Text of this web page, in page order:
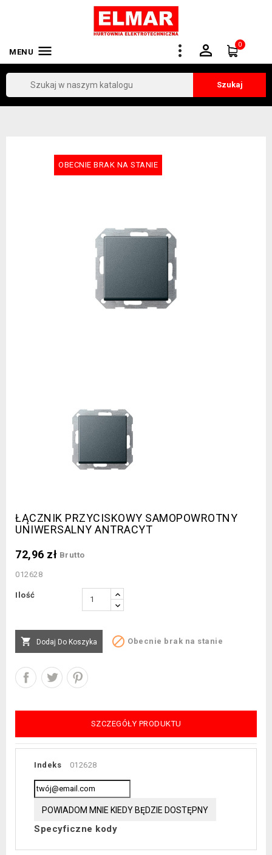
MENU  0

Szukaj
OBECNIE BRAK NA STANIE
ŁĄCZNIK PRZYCISKOWY SAMOPOWROTNY
UNIWERSALNY ANTRACYT
72,96 zł Brutto
012628
Ilość
 Dodaj Do Koszyka  Obecnie brak na stanie
SZCZEGÓŁY PRODUKTU
Indeks 012628
POWIADOM MNIE KIEDY BĘDZIE DOSTĘPNY
Specyficzne kody